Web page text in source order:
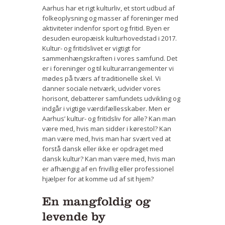
Politikker og vedtægter
Aarhus har et rigt kulturliv, et stort udbud af
folkeoplysning og masser af foreninger med
aktiviteter indenfor sport og fritid. Byen er
desuden europæisk kulturhovedstad i 2017.
Kultur- og fritidslivet er vigtigt for
sammenhængskraften i vores samfund. Det
er i foreninger og til kulturarrangementer vi
mødes på tværs af traditionelle skel. Vi
danner sociale netværk, udvider vores
horisont, debatterer samfundets udvikling og
indgår i vigtige værdifællesskaber. Men er
Aarhus’ kultur- og fritidsliv for alle? Kan man
være med, hvis man sidder i kørestol? Kan
man være med, hvis man har svært ved at
forstå dansk eller ikke er opdraget med
dansk kultur? Kan man være med, hvis man
er afhængig af en frivillig eller professionel
hjælper for at komme ud af sit hjem?
En mangfoldig og
levende by